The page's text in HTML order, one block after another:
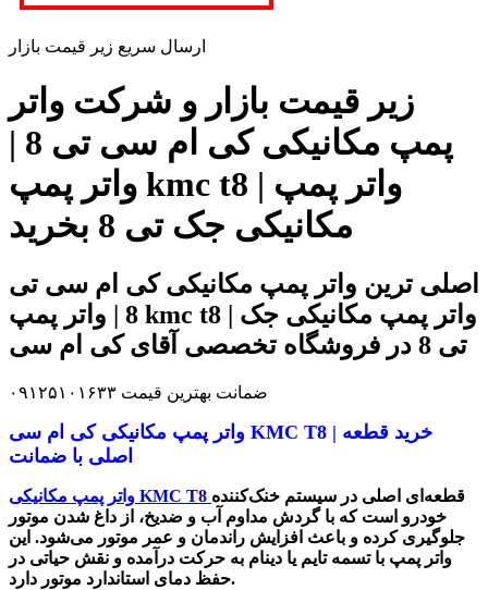
ارسال سریع زیر قیمت بازار
زیر قیمت بازار و شرکت واتر
پمپ مکانیکی کی ام سی تی 8 |
واتر پمپ kmc t8 | واتر پمپ
مکانیکی جک تی 8 بخرید
اصلی ترین واتر پمپ مکانیکی کی ام سی تی
8 | واتر پمپ kmc t8 | واتر پمپ مکانیکی جک
تی 8 در فروشگاه تخصصی آقای کی ام سی
ضمانت بهترین قیمت ۰۹۱۲۵۱۰۱۶۳۳
واتر پمپ مکانیکی کی ام سی KMC T8 | خرید قطعه
اصلی با ضمانت
واتر پمپ مکانیکی KMC T8 قطعه‌ای اصلی در سیستم خنک‌کننده
خودرو است که با گردش مداوم آب و ضدیخ، از داغ شدن موتور
جلوگیری کرده و باعث افزایش راندمان و عمر موتور می‌شود. این
واتر پمپ با تسمه تایم یا دینام به حرکت درآمده و نقش حیاتی در
حفظ دمای استاندارد موتور دارد.